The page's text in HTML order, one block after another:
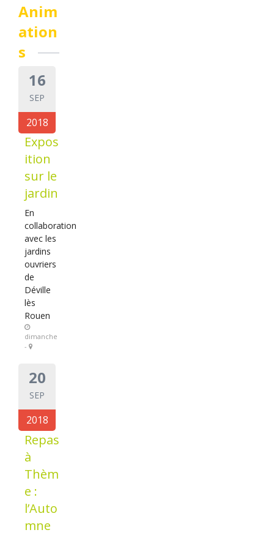
Anim
ation
s
16
SEP
2018
Expos
ition
sur le
jardin
En
collaboration
avec les
jardins
ouvriers
de
Déville
lès
Rouen
dimanche
-
20
SEP
2018
Repas
à
Thèm
e :
l’Auto
mne